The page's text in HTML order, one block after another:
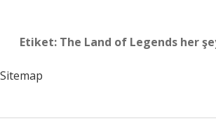
Etiket: The Land of Legends her
Sitemap